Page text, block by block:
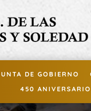
DE GOBIERNO
450 ANIVERSARIO